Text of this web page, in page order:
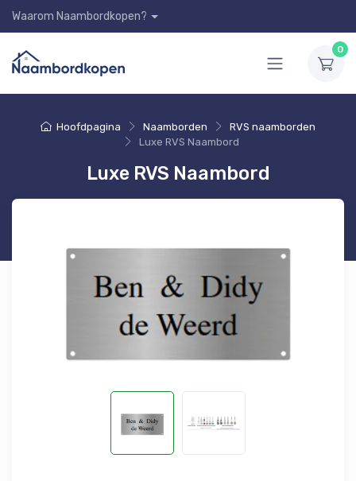
Waarom Naambordkopen?
0
Hoofdpagina Naamborden
RVS naamborden
Luxe RVS Naambord
Luxe RVS Naambord